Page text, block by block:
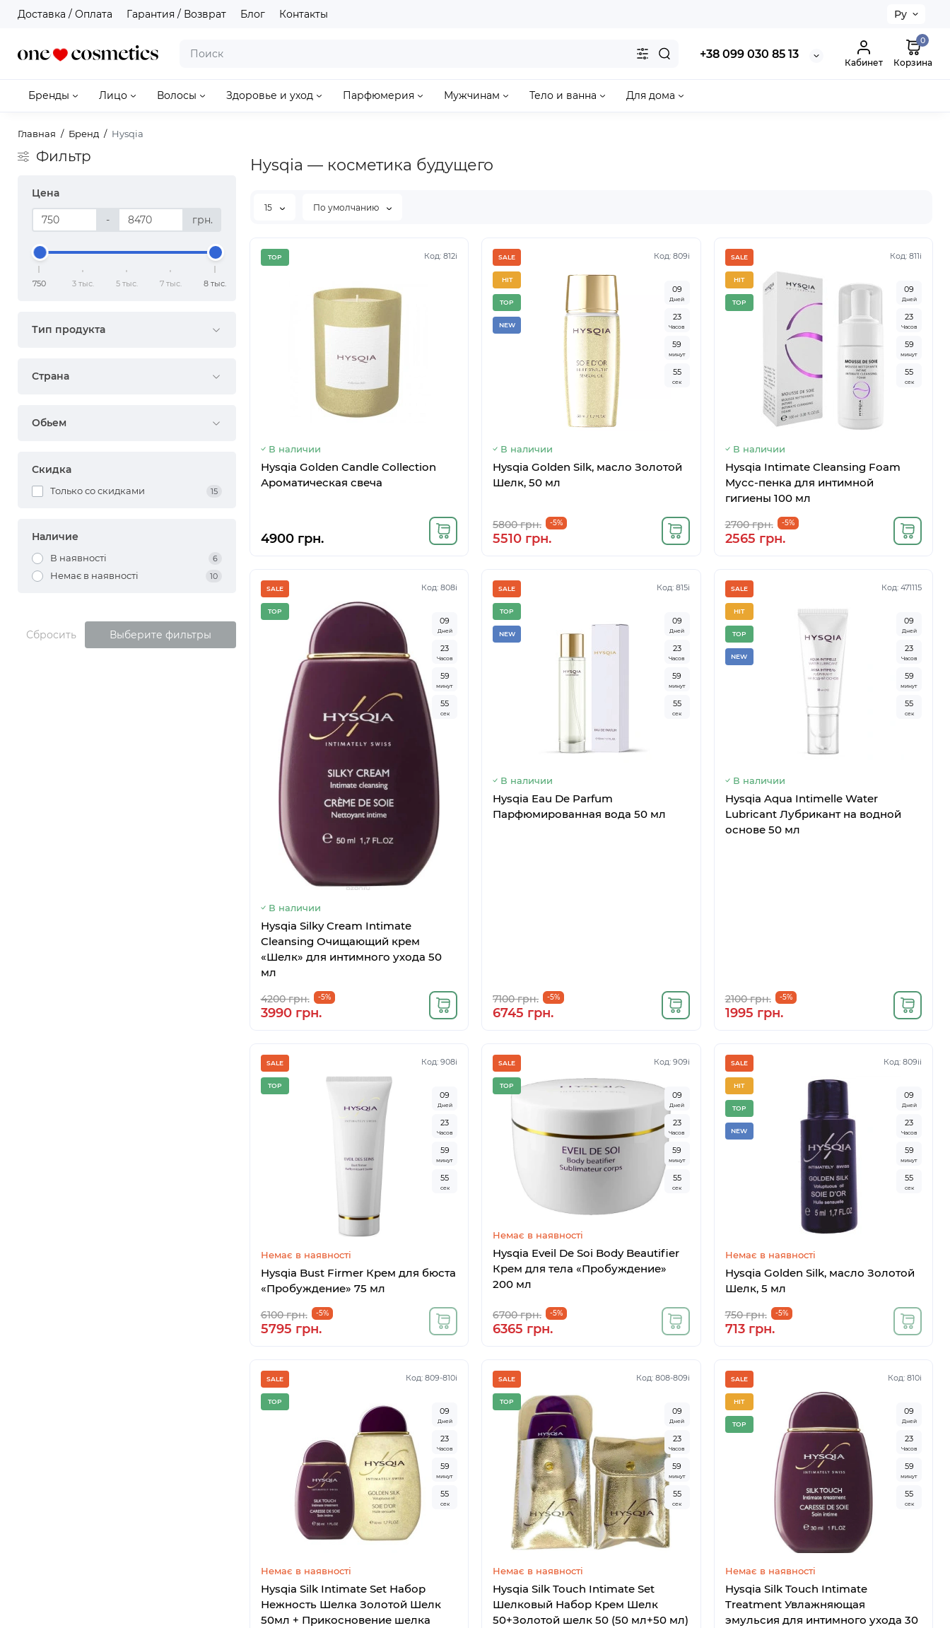
Доставка / Оплата Гарантия / Возврат Блог Контакты Ру
+38 099 030 85 13
Кабинет
0
Корзина
Бренды Лицо Волосы Здоровье и уход Парфюмерия Мужчинам Тело и ванна Для дома
Главная Бренд Hysqia
Фильтр
Цена
- грн.
750 3 тыс. 5 тыс. 7 тыс. 8 тыс.
Тип продукта
Страна
Обьем
Скидка
Только со cкидками 15
Наличие
В наявності 6
Немає в наявності 10
Сбросить Выберите фильтры
Hysqia — косметика будущего
15 По умолчанию
Код: 812i
TOP
В наличии
Hysqia Golden Candle Collection
Ароматическая свеча
4900 грн.
Код: 809i
SALE
HIT
TOP
NEW
09
Дней
23
Часов
59
минут
54
сек
В наличии
Hysqia Golden Silk, масло Золотой
Шелк, 50 мл
5800 грн. -5%
5510 грн.
Код: 811i
SALE
HIT
TOP
09
Дней
23
Часов
59
минут
54
сек
В наличии
Hysqia Intimate Cleansing Foam
Мусс-пенка для интимной
гигиены 100 мл
2700 грн. -5%
2565 грн.
Код: 808i
SALE
TOP
09
Дней
23
Часов
59
минут
54
сек
В наличии
Hysqia Silky Cream Intimate
Cleansing Очищающий крем
«Шелк» для интимного ухода 50
мл
4200 грн. -5%
3990 грн.
Код: 815i
SALE
TOP
NEW
09
Дней
23
Часов
59
минут
54
сек
В наличии
Hysqia Eau De Parfum
Парфюмированная вода 50 мл
7100 грн. -5%
6745 грн.
Код: 471115
SALE
HIT
TOP
NEW
09
Дней
23
Часов
59
минут
54
сек
В наличии
​Hysqia Aqua Intimelle Water
Lubricant Лубрикант на водной
основе 50 мл
2100 грн. -5%
1995 грн.
Код: 908i
SALE
TOP
09
Дней
23
Часов
59
минут
54
сек
Немає в наявності
Hysqia Bust Firmer Крем для бюста
«Пробуждение» 75 мл
6100 грн. -5%
5795 грн.
Код: 909i
SALE
TOP
09
Дней
23
Часов
59
минут
54
сек
Немає в наявності
Hysqia Eveil De Soi Body Beautifier
Крем для тела «Пробуждение»
200 мл
6700 грн. -5%
6365 грн.
Код: 809ii
SALE
HIT
TOP
NEW
09
Дней
23
Часов
59
минут
54
сек
Немає в наявності
Hysqia Golden Silk, масло Золотой
Шелк, 5 мл
750 грн. -5%
713 грн.
Код: 809-810i
SALE
TOP
09
Дней
23
Часов
59
минут
54
сек
Немає в наявності
Hysqia Silk Intimate Set Набор
Нежность Шелка Золотой Шелк
50мл + Прикосновение шелка
Код: 808-809i
SALE
TOP
09
Дней
23
Часов
59
минут
54
сек
Немає в наявності
Hysqia Silk Touch Intimate Set
Шелковый Набор Крем Шелк
50+Золотой шелк 50 (50 мл+50 мл)
Код: 810i
SALE
HIT
TOP
09
Дней
23
Часов
59
минут
54
сек
Немає в наявності
Hysqia Silk Touch Intimate
Treatment Увлажняющая
эмульсия для интимного ухода 30